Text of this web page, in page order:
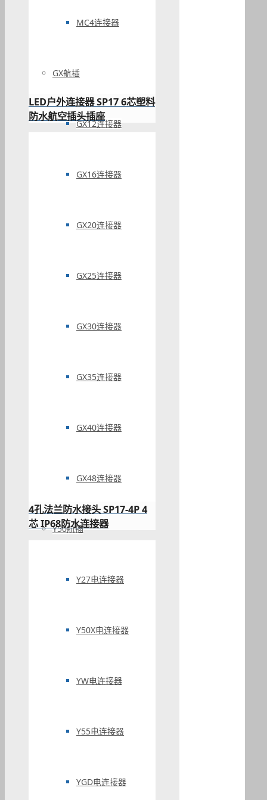
MC4连接器
GX航插
GX12连接器
GX16连接器
GX20连接器
GX25连接器
GX30连接器
GX35连接器
GX40连接器
GX48连接器
Y50航插
Y27电连接器
Y50X电连接器
YW电连接器
Y55电连接器
YGD电连接器
LED户外连接器 SP17 6芯塑料
防水航空插头插座
4孔法兰防水接头 SP17-4P 4
芯 IP68防水连接器